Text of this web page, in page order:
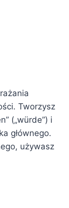
Tworzysz
(„würde”) i
głównego.
używasz